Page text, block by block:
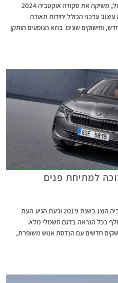
צ'מפיון מוטורס, יבואנית סקודה לישראל, משיקה את סקודה אוקטביה 2024
עדכני הכולל יחידות תאורה
וחישוקים שונים. בתא הנוסעים הותקן
הדור הרביעי והנוכחי של סקודה אוקטביה הוצג בשנת 2019 וכעת הגיע העת
ככל הנראה בדגם חשמלי מלא.
חדשים עם הנדסת אנוש משופרת,